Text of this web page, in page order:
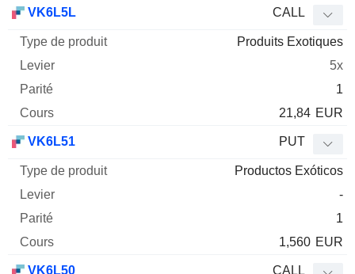
VK6L5L CALL
Produits Exotiques
5x
1
21,84 EUR
VK6L51 PUT
Productos Exóticos
-
1
1,560 EUR
VK6L50 CALL